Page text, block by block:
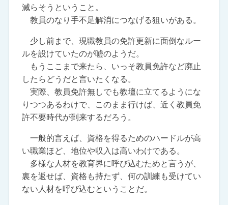
減らそうということ。
教員のなり手不足解消につなげる狙いがある。
少し前まで、現職教員の免許更新に面倒なルー
ルを設けていたのが嘘のようだ。
もうここまで来たら、いっそ教員免許など廃止
したらどうだと言いたくなる。
実際、教員免許無しでも教壇に立てるようにな
りつつあるわけで、このまま行けば、近く教員免
許不要時代が到来するだろう。
一般的言えば、資格を得るためのハードルが高
い職業ほど、地位や収入は高いわけである。
多様な人材を教育界に呼び込むためと言うが、
裏を返せば、資格も持たず、何の訓練も受けてい
ない人材を呼び込むということだ。